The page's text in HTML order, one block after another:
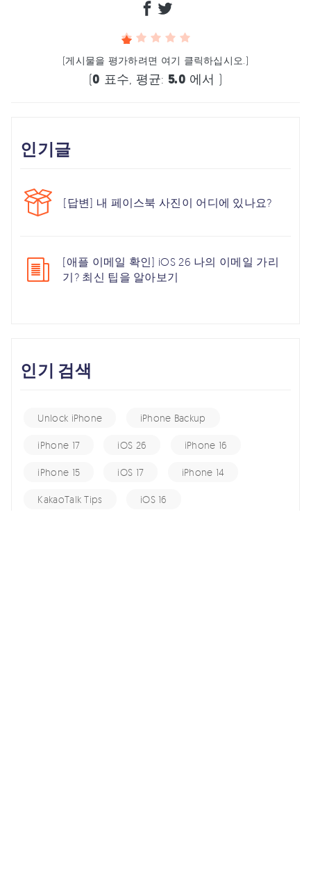
(게시물을 평가하려면 여기 클릭하십시오.)
(0 표수, 평균: 5.0 에서 )
인기글
[답변] 내 페이스북 사진이 어디에 있나요?
[애플 이메일 확인] iOS 26 나의 이메일 가리
기? 최신 팁을 알아보기
인기 검색
Unlock iPhone iPhone Backup
iPhone 17 iOS 26 iPhone 16
iPhone 15 iOS 17 iPhone 14
KakaoTalk Tips iOS 16